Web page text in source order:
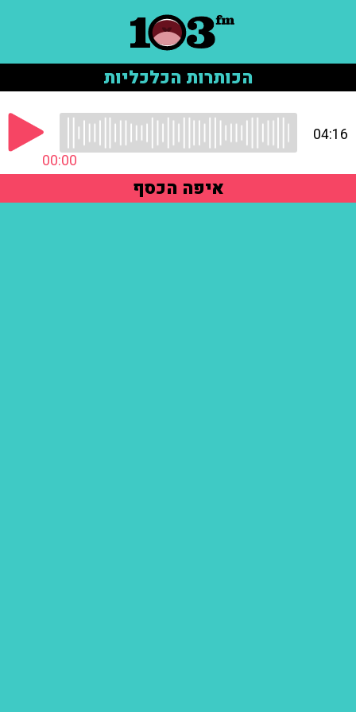
הכותרות הכלכליות
00:00
04:16
איפה הכסף